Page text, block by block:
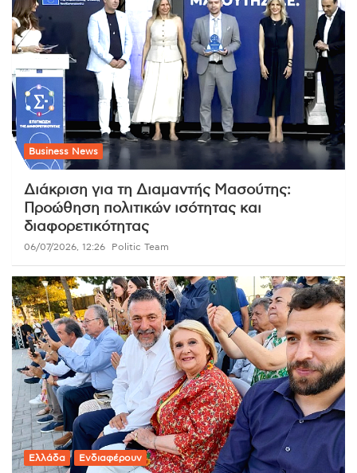
Business News
Διάκριση για τη Διαμαντής Μασούτης:
Προώθηση πολιτικών ισότητας και
διαφορετικότητας
06/07/2026, 12:26 Politic Team
Ελλάδα Ενδιαφέρουν